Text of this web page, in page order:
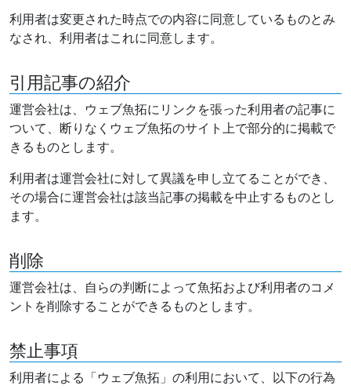
利用者は変更された時点での内容に同意しているものとみ
なされ、利用者はこれに同意します。
引用記事の紹介
運営会社は、ウェブ魚拓にリンクを張った利用者の記事に
ついて、断りなくウェブ魚拓のサイト上で部分的に掲載で
きるものとします。
利用者は運営会社に対して異議を申し立てることができ、
その場合に運営会社は該当記事の掲載を中止するものとし
ます。
削除
運営会社は、自らの判断によって魚拓および利用者のコメ
ントを削除することができるものとします。
禁止事項
利用者による「ウェブ魚拓」の利用において、以下の行為